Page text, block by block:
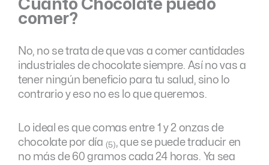
Cuánto Chocolate puedo
comer?
No, no se trata de que vas a comer cantidades
industriales de chocolate siempre. Así no vas a
tener ningún beneficio para tu salud, sino lo
contrario y eso no es lo que queremos.
Lo ideal es que comas entre 1 y 2 onzas de
chocolate por día (5), que se puede traducir en
no más de 60 gramos cada 24 horas. Ya sea